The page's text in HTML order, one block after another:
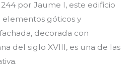
por Jaume I, este edificio
elementos góticos y
decorada con
del siglo XVIII, es una de las